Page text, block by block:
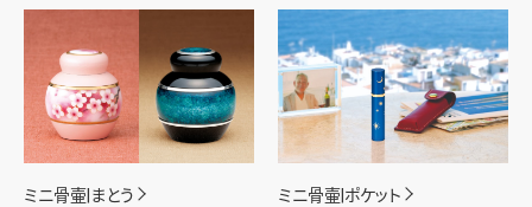
ミニ骨壷|まとう ミニ骨壷|ポケット